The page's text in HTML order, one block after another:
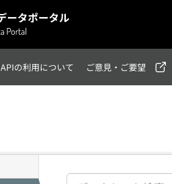
APIの利用について ご意見・ご要望